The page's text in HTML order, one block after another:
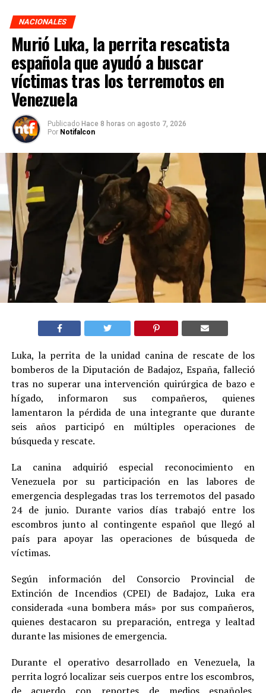
NACIONALES
Murió Luka, la perrita rescatista
española que ayudó a buscar
víctimas tras los terremotos en
Venezuela
Publicado Hace 8 horas on agosto 7, 2026
Por Notifalcon
Luka, la perrita de la unidad canina de rescate de los
bomberos de la Diputación de Badajoz, España, falleció
tras no superar una intervención quirúrgica de bazo e
hígado, informaron sus compañeros, quienes
lamentaron la pérdida de una integrante que durante
seis años participó en múltiples operaciones de
búsqueda y rescate.
La canina adquirió especial reconocimiento en
Venezuela por su participación en las labores de
emergencia desplegadas tras los terremotos del pasado
24 de junio. Durante varios días trabajó entre los
escombros junto al contingente español que llegó al
país para apoyar las operaciones de búsqueda de
víctimas.
Según información del Consorcio Provincial de
Extinción de Incendios (CPEI) de Badajoz, Luka era
considerada «una bombera más» por sus compañeros,
quienes destacaron su preparación, entrega y lealtad
durante las misiones de emergencia.
Durante el operativo desarrollado en Venezuela, la
perrita logró localizar seis cuerpos entre los escombros,
de acuerdo con reportes de medios españoles,